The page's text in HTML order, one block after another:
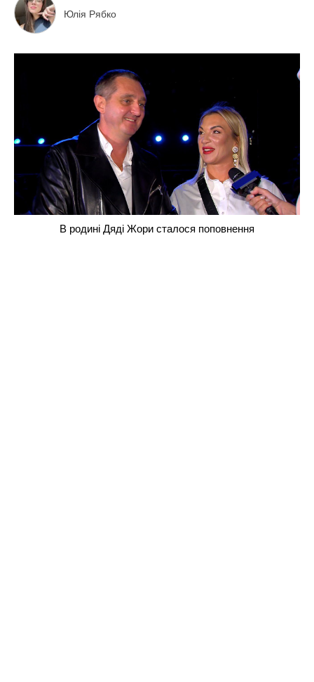
Юлія Рябко
В родині Дяді Жори сталося поповнення